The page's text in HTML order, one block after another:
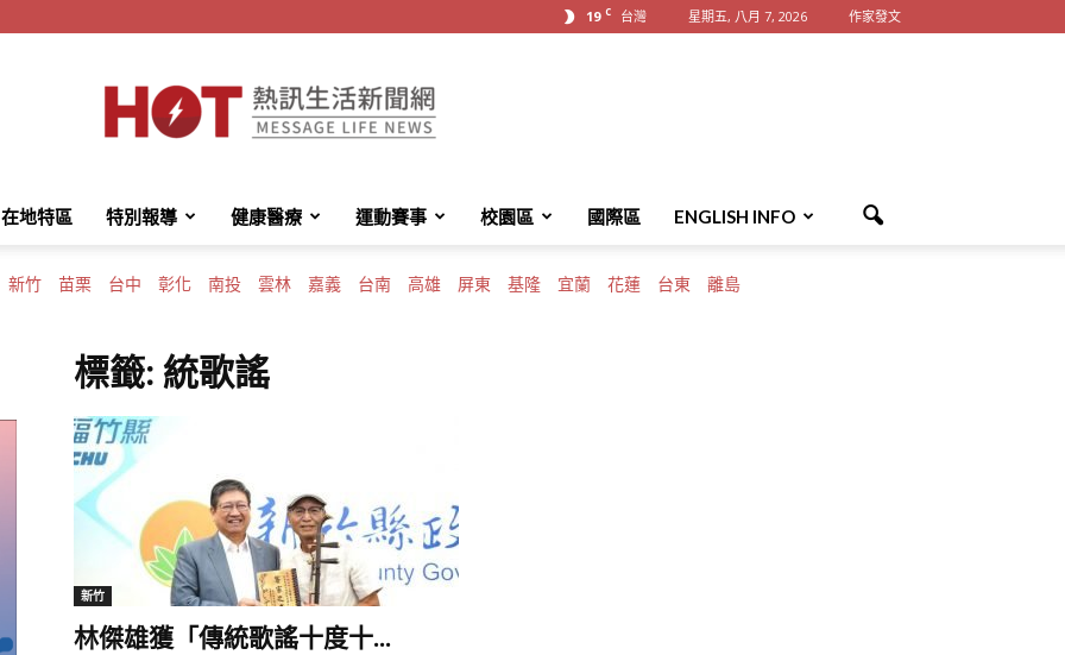
19 C 台灣 星期五, 八月 7, 2026 作家發文
HotMessage
熱
訊
在地特區 特別報導 健康醫療 運動賽事 校園區 國際區 ENGLISH INFO
新竹 苗栗 台中 彰化 南投 雲林 嘉義 台南 高雄 屏東 基隆 宜蘭 花蓮 台東 離島
標籤: 統歌謠
新竹
林傑雄獲「傳統歌謠十度十...